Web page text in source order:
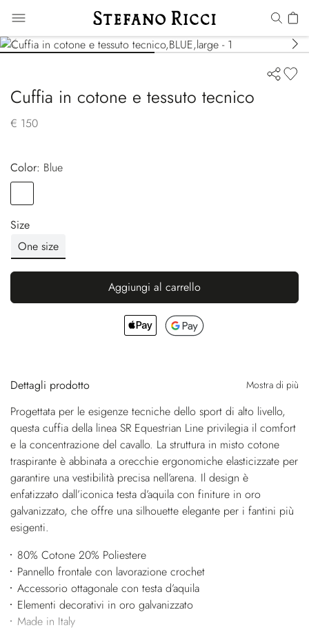
Cuffia in cotone e tessuto tecnico
€ 150
Color:
blue
Size
One size
Aggiungi al carrello
Dettagli prodotto Mostra di più
Progettata per le esigenze tecniche dello sport di alto livello,
questa cuffia della linea SR Equestrian Line privilegia il comfort
e la concentrazione del cavallo. La struttura in misto cotone
traspirante è abbinata a orecchie ergonomiche elasticizzate per
garantire una vestibilità precisa nell’arena. Il design è
enfatizzato dall’iconica testa d’aquila con finiture in oro
galvanizzato, che offre una silhouette elegante per i fantini più
esigenti.
80% Cotone 20% Poliestere
Pannello frontale con lavorazione crochet
Accessorio ottagonale con testa d’aquila
Elementi decorativi in oro galvanizzato
Made in Italy